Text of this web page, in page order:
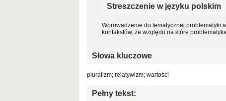
Streszczenie w języku polskim
Wprowadzenie do tematycznej problematyki
kontakstów, ze względu na które
Słowa kluczowe
pluralizm; relatywizm; wartości
Pełny tekst: